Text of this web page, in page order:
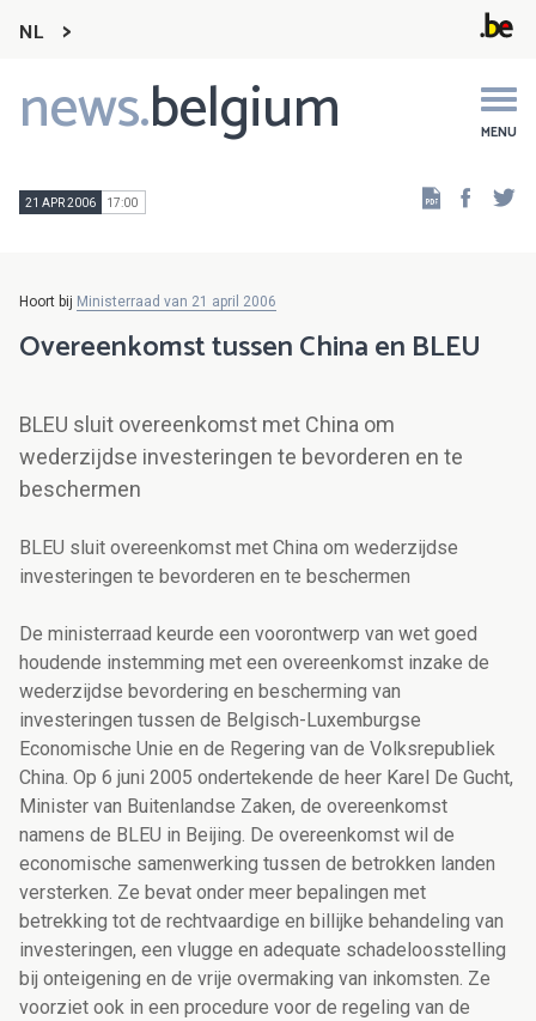
NL
news.belgium MENU
Main
navigation
21 APR 2006 17:00
Hoort bij Ministerraad van 21 april 2006
Overeenkomst tussen China en BLEU
BLEU sluit overeenkomst met China om
wederzijdse investeringen te bevorderen en te
beschermen
BLEU sluit overeenkomst met China om wederzijdse
investeringen te bevorderen en te beschermen
De ministerraad keurde een voorontwerp van wet goed
houdende instemming met een overeenkomst inzake de
wederzijdse bevordering en bescherming van
investeringen tussen de Belgisch-Luxemburgse
Economische Unie en de Regering van de Volksrepubliek
China. Op 6 juni 2005 ondertekende de heer Karel De Gucht,
Minister van Buitenlandse Zaken, de overeenkomst
namens de BLEU in Beijing. De overeenkomst wil de
economische samenwerking tussen de betrokken landen
versterken. Ze bevat onder meer bepalingen met
betrekking tot de rechtvaardige en billijke behandeling van
investeringen, een vlugge en adequate schadeloosstelling
bij onteigening en de vrije overmaking van inkomsten. Ze
voorziet ook in een procedure voor de regeling van de